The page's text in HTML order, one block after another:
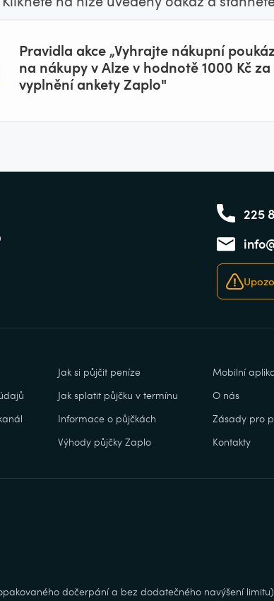
Pravidla akce „Vyhrajte nákupní
na nákupy v Alze v hodnotě 1000 Kč za
vyplnění ankety Zaplo"
225
Jak si půjčit peníze
Jak splatit půjčku v termínu
Informace o půjčkách
Výhody půjčky Zaplo
Mobilní
O nás
Zásady pro
Kontakty
dočerpání a bez dodatečného navýšení limitu)